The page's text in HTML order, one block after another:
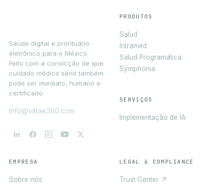
Saúde digital e prontuário
eletrônico para o México.
Feito com a convicção de que
cuidado médico sério também
pode ser imediato, humano e
certificado.
info@vittae360.com
PRODUTOS
Salud
Intramed
Salud Programática
Symphonia
SERVIÇOS
Implementação de IA
EMPRESA
Sobre nós
LEGAL & COMPLIANCE
Trust Center ↗